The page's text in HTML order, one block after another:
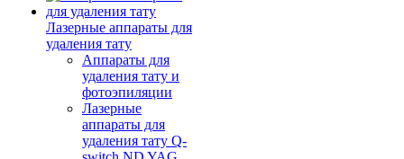
Лазерные аппараты для
удаления тату
Аппараты для
удаления тату и
фотоэпиляции
Лазерные
аппараты для
удаления тату Q-